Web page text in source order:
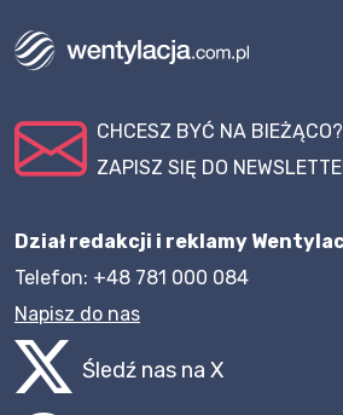
CHCESZ BYĆ NA BIEŻĄCO?
ZAPISZ SIĘ DO
Dział redakcji i reklamy
Telefon: +48 781 000 084
Napisz do nas
Śledź nas na X